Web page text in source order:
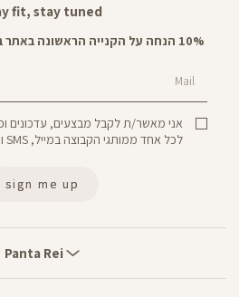
Rei
Panta Rei
fit, stay tuned
10% הנחה על הקנייה הראשונה באתר בהרשמה לניוזלטר שלנו
Mail
אני מאשר/ת לקבל מבצעים, עדכונים
לכל אחד ממותגי הקבוצה במייל, SMS ושאר ערוצי המדיה.
sign me up